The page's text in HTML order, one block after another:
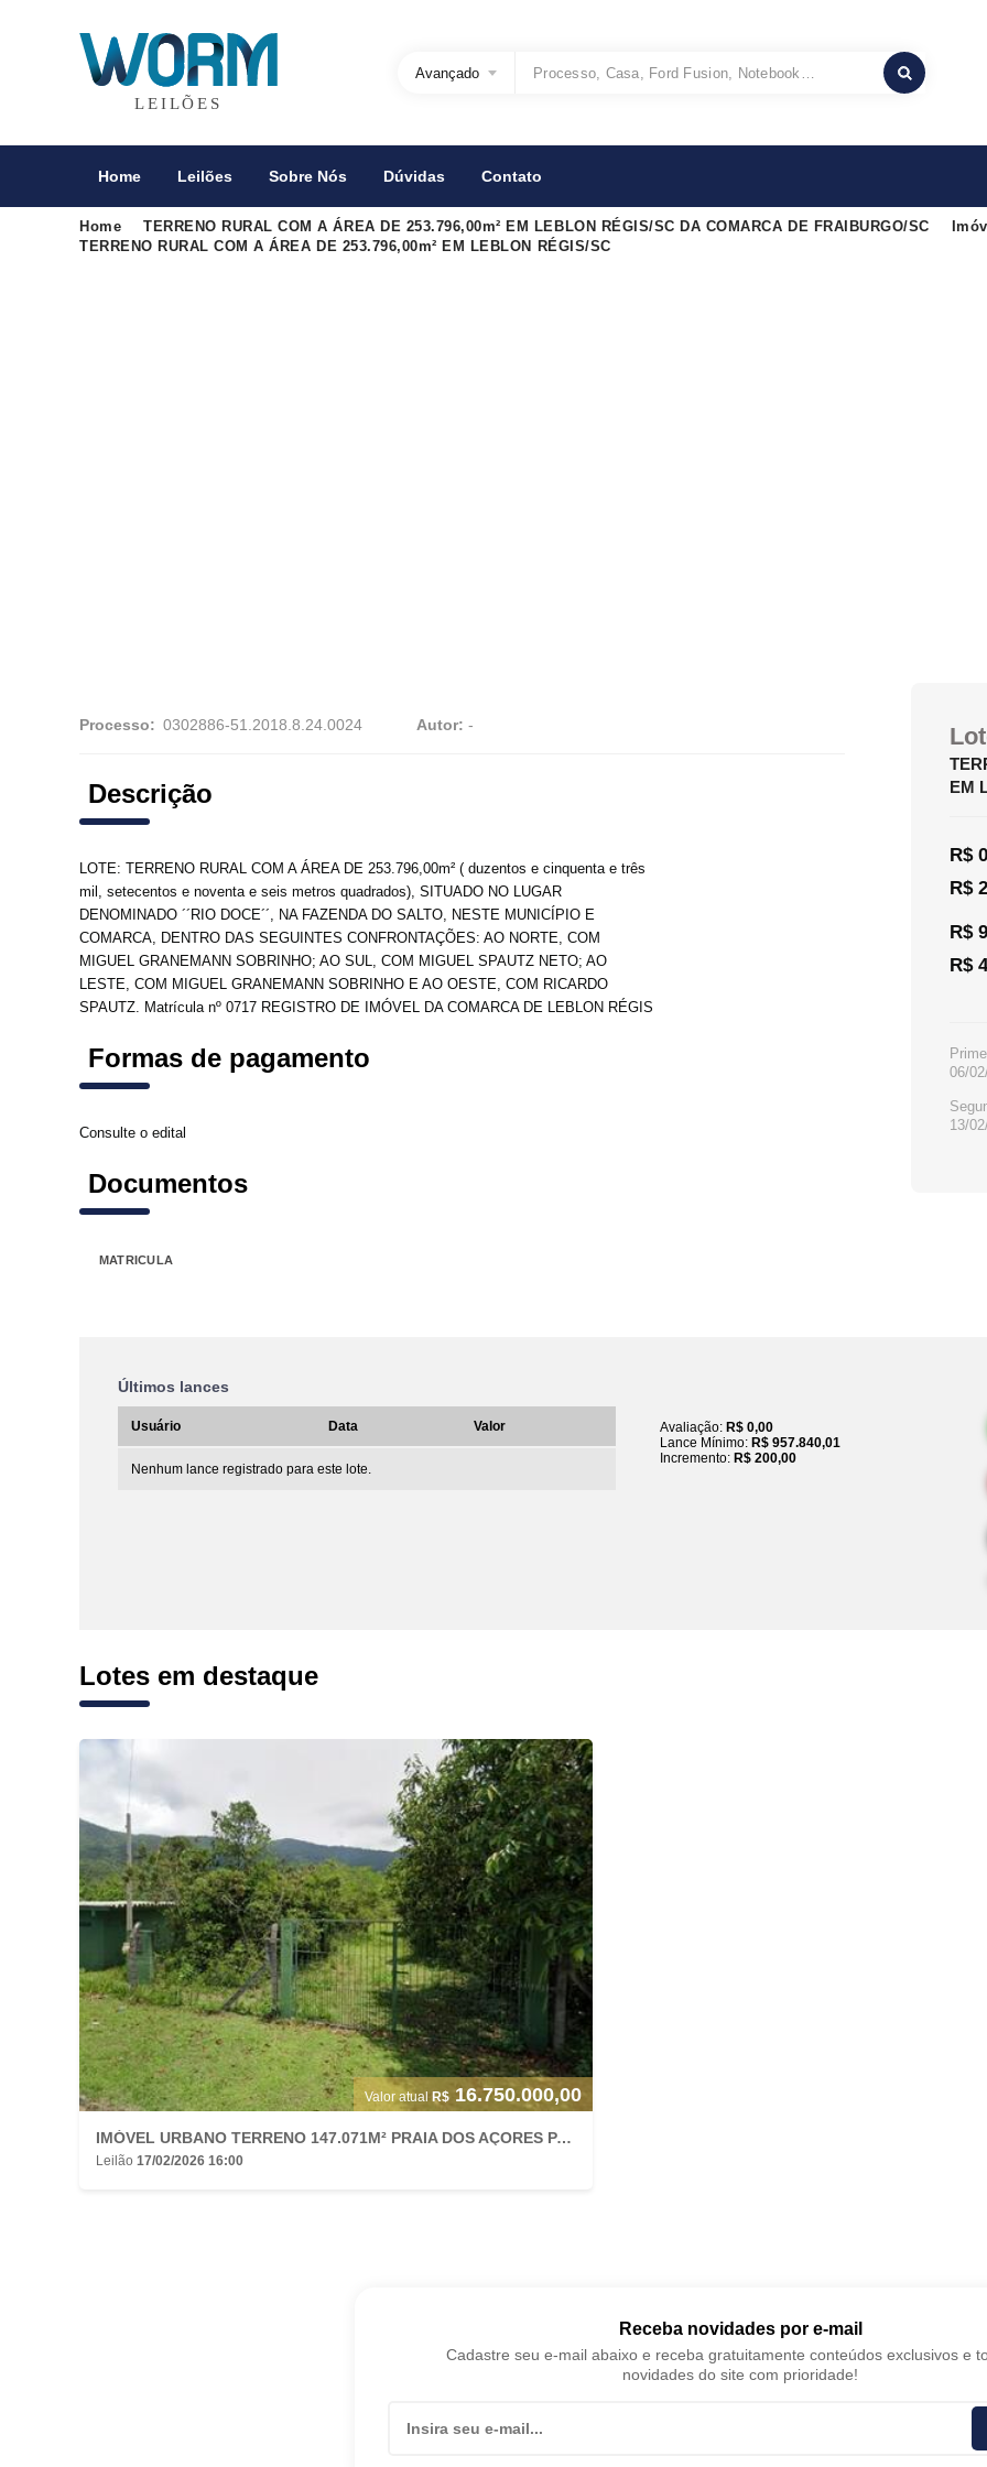
Avançado
Home Leilões Sobre Nós Dúvidas Contato
Home TERRENO RURAL COM A ÁREA DE 253.796,00m² EM LEBLON RÉGIS/SC DA COMARCA DE FRAIBURGO/SC
TERRENO RURAL COM A ÁREA DE 253.796,00m² EM LEBLON RÉGIS/SC
Processo: Autor: -
Descrição
LOTE: TERRENO RURAL COM A ÁREA DE 253.796,00m² ( duzentos e cinquenta e três
mil, setecentos e noventa e seis metros quadrados), SITUADO NO LUGAR
DENOMINADO ´´RIO DOCE´´, NA FAZENDA DO SALTO, NESTE MUNICÍPIO E
COMARCA, DENTRO DAS SEGUINTES CONFRONTAÇÕES: AO NORTE, COM
MIGUEL GRANEMANN SOBRINHO; AO SUL, COM MIGUEL SPAUTZ NETO; AO
LESTE, COM MIGUEL GRANEMANN SOBRINHO E AO OESTE, COM RICARDO
SPAUTZ. Matrícula nº 0717 REGISTRO DE IMÓVEL DA COMARCA DE LEBLON RÉGIS
Formas de pagamento
Consulte o edital
Documentos
MATRICULA
EM
R$
R$
R$
R$
06/
13/
Últimos lances
Usuário Data Valor
Nenhum lance registrado para este lote.
Avaliação: R$ 0,00
Lance Mínimo: R$ 957.840,01
Incremento: R$ 200,00
Lotes em destaque
Valor atual R$ 16.750.000,00
IMÓVEL URBANO TERRENO 147.071M² PRAIA DOS AÇORES PANTANO SUL FLORIANÓPOLIS/SC
Leilão 17/02/2026 16:00
Receba novidades por e-mail
Cadastre seu e-mail abaixo e receba gratuitamente conteúdos exclusivos e
novidades do site com prioridade!